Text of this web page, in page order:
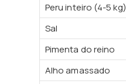
Peru inteiro (4-5 kg)
Sal
Pimenta do reino
Alho amassado